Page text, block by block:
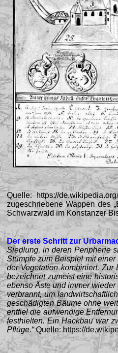
Quelle: https://
zugeschriebene Wappen des
Schwarzwald im Konstanzer
Der erste Schritt zur
Siedlung, in deren Peripherie
Stümpfe zum Beispiel mit
der Vegetation kombiniert.
bezeichnet zumeist eine
ebenso Äste und immer
verbrannt, um
geschädigten Bäume ohne
entfiel die aufwendige
festhielten. Ein Hackbau war
Pflüge.“Quelle: https://